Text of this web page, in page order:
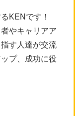
KENです！
やキャリアア
す人達が交流
プ、成功に役